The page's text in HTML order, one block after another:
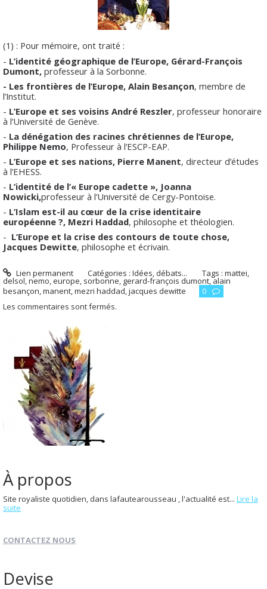
(1) : Pour mémoire, ont traité :
- L’identité géographique de l’Europe, Gérard-François
Dumont, professeur à la Sorbonne.
- Les frontières de l’Europe, Alain Besançon, membre de
l’Institut.
- L’Europe et ses voisins André Reszler, professeur honoraire
à l’Université de Genève.
- La dénégation des racines chrétiennes de l’Europe,
Philippe Nemo, Professeur à l’ESCP-EAP.
- L’Europe et ses nations, Pierre Manent, directeur d’études
à l’EHESS.
- L’identité de l’« Europe cadette », Joanna
Nowicki,professeur à l’Université de Cergy-Pontoise.
- L’Islam est-il au cœur de la crise identitaire
européenne ?, Mezri Haddad, philosophe et théologien.
- L’Europe et la crise des contours de toute chose,
Jacques Dewitte, philosophe et écrivain.
Lien permanent Catégories :Idées, débats... Tags :mattei,
delsol,nemo,europe, sorbonne, gerard-françois dumont,alain
besançon,manent,mezri haddad,jacques dewitte
0
Les commentaires sont fermés.
À propos
Site royaliste quotidien, dans lafautearousseau , l'actualité est... Lire la
suite
CONTACTEZ NOUS
Devise